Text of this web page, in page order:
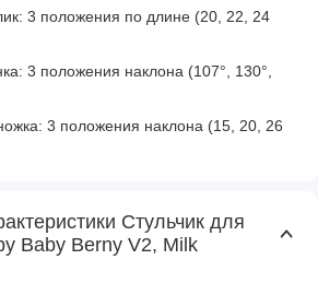
3 положения по длине (20, 22, 24
3 положения наклона (107°, 130°,
3 положения наклона (15, 20, 26
пятиточечные, с мягкими
Стульчик для
Baby Berny V2, Milk